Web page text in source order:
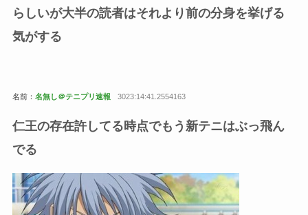
らしいが大半の読者はそれより前の分身を挙げる
気がする
名前： 名無し＠テニプリ速報 3023:14:41.2554163
仁王の存在許してる時点でもう新テニはぶっ飛ん
でる